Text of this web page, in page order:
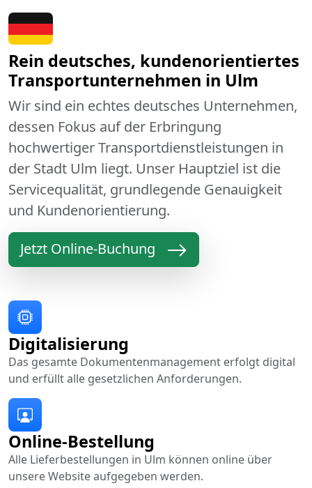
Rein deutsches, kundenorientiertes
Transportunternehmen in Ulm
Wir sind ein echtes deutsches Unternehmen,
dessen Fokus auf der Erbringung
hochwertiger Transportdienstleistungen in
der Stadt Ulm liegt. Unser Hauptziel ist die
Servicequalität, grundlegende Genauigkeit
und Kundenorientierung.
Jetzt Online-Buchung
Online-Bestellung
Alle Lieferbestellungen in Ulm können online über
unsere Website aufgegeben werden.
Digitalisierung
Das gesamte Dokumentenmanagement erfolgt digital
und erfüllt alle gesetzlichen Anforderungen.